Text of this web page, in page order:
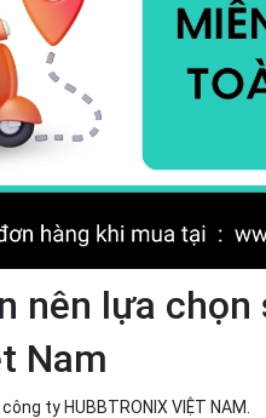
nên lựa chọn
Nam
ty HUBBTRONIX VIỆT NAM.